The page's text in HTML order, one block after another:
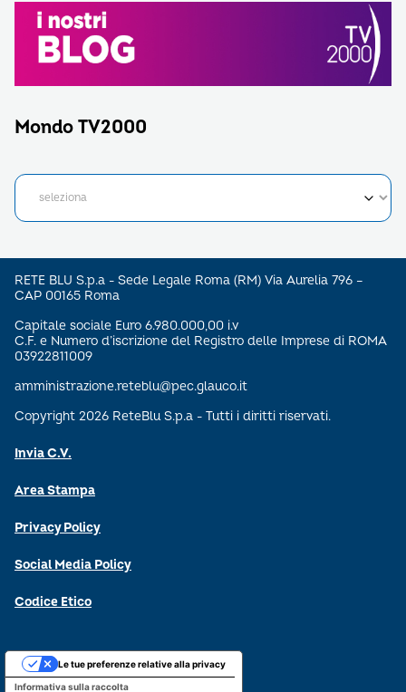
Mondo TV2000
RETE BLU S.p.a - Sede Legale Roma (RM) Via Aurelia 796 –
CAP 00165 Roma
Capitale sociale Euro 6.980.000,00 i.v
C.F. e Numero d’iscrizione del Registro delle Imprese di ROMA
03922811009
amministrazione.reteblu@pec.glauco.it
Copyright 2026 ReteBlu S.p.a - Tutti i diritti riservati.
Invia C.V.
Area Stampa
Privacy Policy
Social Media Policy
Codice Etico
Informativa sulla raccolta
Le tue preferenze relative alla privacy